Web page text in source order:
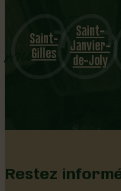
1
8
mu
Saint-
Gilles
Saint-
Janvier-
de-Joly
Restez